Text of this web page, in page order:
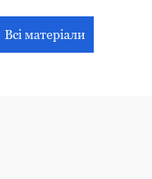
Всі матеріали